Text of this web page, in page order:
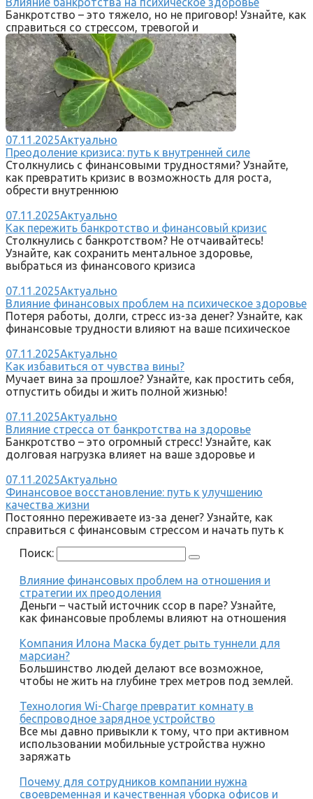
Банкротство – это тяжело, но не приговор! Узнайте, как
справиться со стрессом, тревогой и
07.11.2025Актуально
Преодоление кризиса: путь к внутренней силе
Столкнулись с финансовыми трудностями? Узнайте,
как превратить кризис в возможность для роста,
обрести внутреннюю
07.11.2025Актуально
Как пережить банкротство и финансовый кризис
Столкнулись с банкротством? Не отчаивайтесь!
Узнайте, как сохранить ментальное здоровье,
выбраться из финансового кризиса
07.11.2025Актуально
Влияние финансовых проблем на психическое здоровье
Потеря работы, долги, стресс из-за денег? Узнайте, как
финансовые трудности влияют на ваше психическое
07.11.2025Актуально
Как избавиться от чувства вины?
Мучает вина за прошлое? Узнайте, как простить себя,
отпустить обиды и жить полной жизнью!
07.11.2025Актуально
Влияние стресса от банкротства на здоровье
Банкротство – это огромный стресс! Узнайте, как
долговая нагрузка влияет на ваше здоровье и
07.11.2025Актуально
Финансовое восстановление: путь к улучшению
качества жизни
Постоянно переживаете из-за денег? Узнайте, как
справиться с финансовым стрессом и начать путь к
Поиск:
Влияние финансовых проблем на отношения и
стратегии их преодоления
Деньги – частый источник ссор в паре? Узнайте,
как финансовые проблемы влияют на отношения
Компания Илона Маска будет рыть туннели для
марсиан?
Большинство людей делают все возможное,
чтобы не жить на глубине трех метров под землей.
Технология Wi-Charge превратит комнату в
беспроводное зарядное устройство
Все мы давно привыкли к тому, что при активном
использовании мобильные устройства нужно
заряжать
Почему для сотрудников компании нужна
своевременная и качественная уборка офисов и